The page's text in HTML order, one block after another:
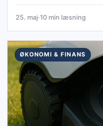
25. maj·10 min læsning
ØKONOMI & FINANS